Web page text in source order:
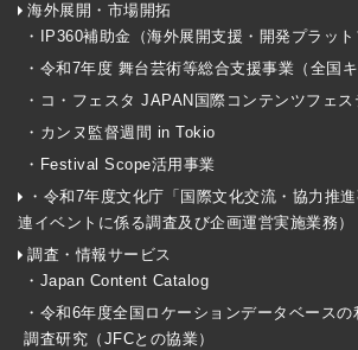
海外展開・市場開拓
・IP360補助金（海外展開支援・開発プラット
・令和7年度 舞台芸術等総合支援事業（全国キ
・コ・フェスタ JAPAN国際コンテンツフェス
・カンヌ監督週間 in Tokio
・Festival Scope活用事業
・令和7年度文化庁「国際文化交流・協力推
連イベントに係る調査及び企画運営実施業務）
調査・情報サービス
・Japan Content Catalog
・令和6年度全国ロケーションデータベース
調査研究（JFCとの協業）